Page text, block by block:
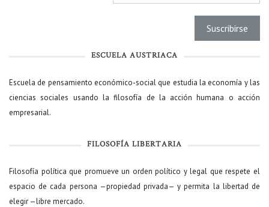
ESCUELA AUSTRIACA
Escuela de pensamiento económico-social que estudia la economía y las
ciencias sociales usando la filosofía de la acción humana o acción
empresarial.
FILOSOFÍA LIBERTARIA
Filosofía política que promueve un orden político y legal que respete el
espacio de cada persona —propiedad privada— y permita la libertad de
elegir —libre mercado.